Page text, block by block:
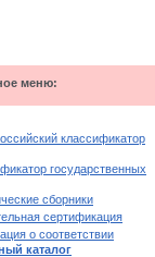
меню:
классификатор
государственных
сборники
сертификация
о соответствии
каталог